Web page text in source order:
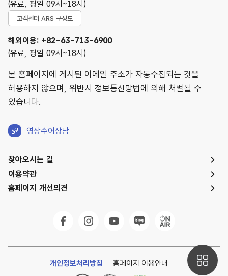
(유료, 평일 09시~18시)
고객센터 ARS 구성도
해외이용: +82-63-713-6900
(유료, 평일 09시~18시)
본 홈페이지에 게시된 이메일 주소가 자동수집되는 것을
허용하지 않으며, 위반시 정보통신망법에 의해 처벌될 수
있습니다.
영상수어상담
찾아오시는 길
이용약관
홈페이지 개선의견
개인정보처리방침 홈페이지 이용안내